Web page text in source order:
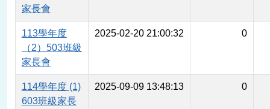
家長會
113學年度
（2）503班級
家長會
2025-02-20 21:00:32 0
114學年度 (1)
603班級家長
2025-09-09 13:48:13 0